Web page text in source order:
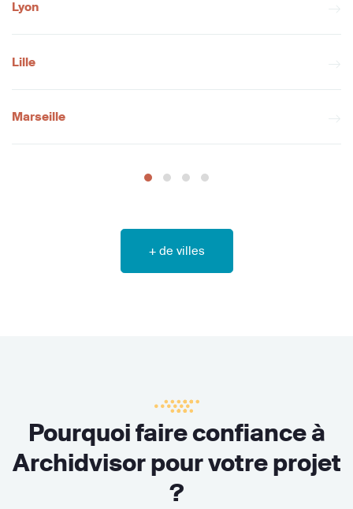
Lyon
Lille
Marseille
+ de villes
Pourquoi faire confiance à
Archidvisor pour votre projet
?